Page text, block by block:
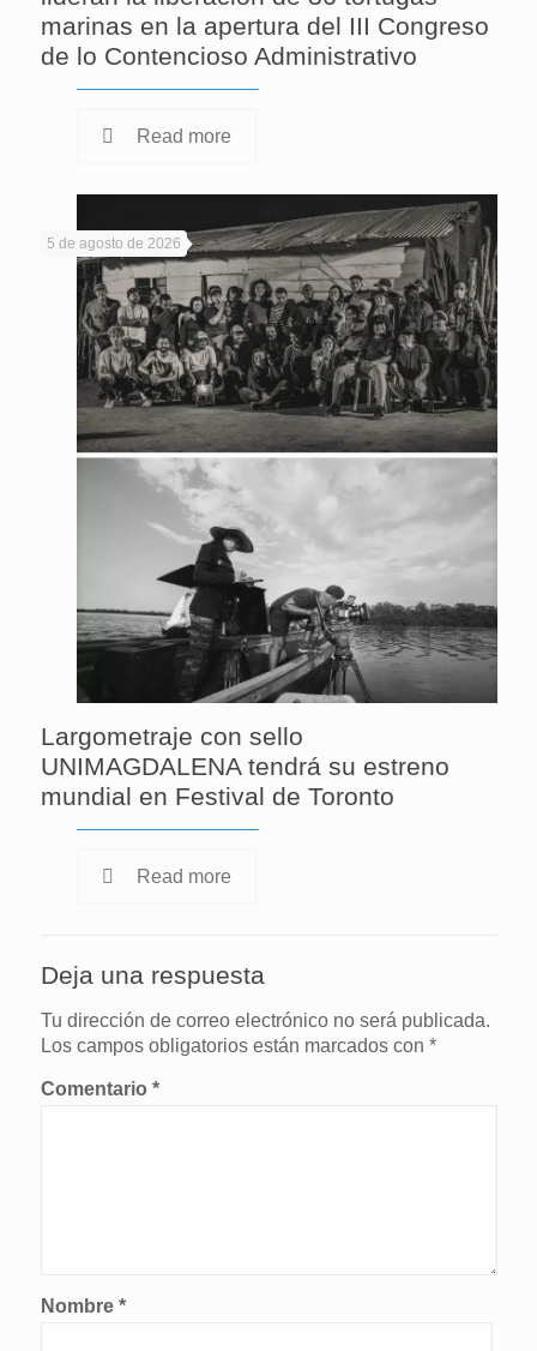
marinas en la apertura del III Congreso
de lo Contencioso Administrativo
Read more
5 de agosto de 2026
Largometraje con sello
UNIMAGDALENA tendrá su estreno
mundial en Festival de Toronto
Read more
Deja una respuesta
Tu dirección de correo electrónico no será publicada.
Los campos obligatorios están marcados con *
Comentario *
Nombre *